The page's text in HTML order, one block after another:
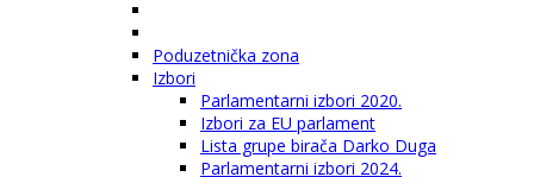
Poduzetnička zona
Izbori
Parlamentarni izbori 2020.
Izbori za EU parlament
Lista grupe birača Darko Duga
Parlamentarni izbori 2024.